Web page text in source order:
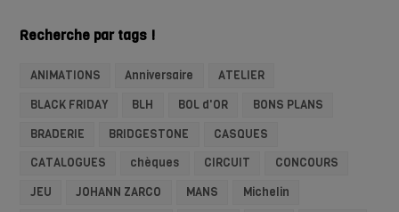
Recherche par tags !
ANIMATIONS Anniversaire
ATELIER
BLACK FRIDAY
BLH BOL d'OR
BONS PLANS
BRADERIE
BRIDGESTONE
CASQUES
CATALOGUES
chèques CIRCUIT
CONCOURS
JEU
JOHANN ZARCO MANS
Michelin